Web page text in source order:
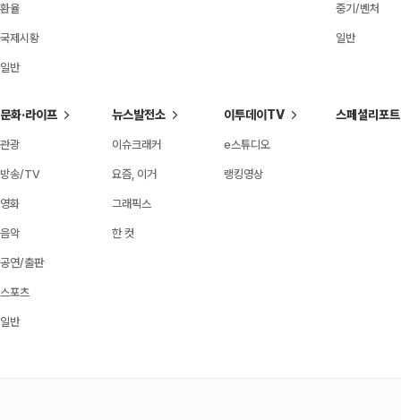
환율
국제시황
일반
중기/벤처
일반
문화·라이프
관광
방송/TV
영화
음악
공연/출판
스포츠
일반
뉴스발전소
이슈크래커
요즘, 이거
그래픽스
한 컷
이투데이TV
e스튜디오
랭킹영상
스페셜리포트